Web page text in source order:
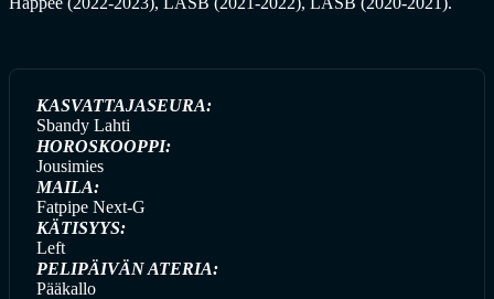
KASVATTAJASEURA:
Sbandy Lahti
HOROSKOOPPI:
Jousimies
MAILA:
Fatpipe Next-G
KÄTISYYS:
Left
PELIPÄIVÄN ATERIA:
Pääkallo